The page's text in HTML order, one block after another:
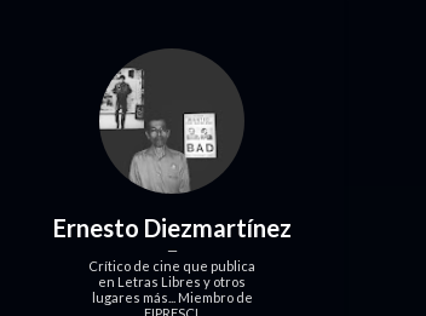
Ernesto Diezmartínez
Crítico de cine que publica
en Letras Libres y otros
lugares más... Miembro de